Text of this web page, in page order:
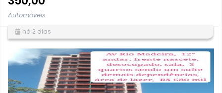
Automóveis
há 2 dias